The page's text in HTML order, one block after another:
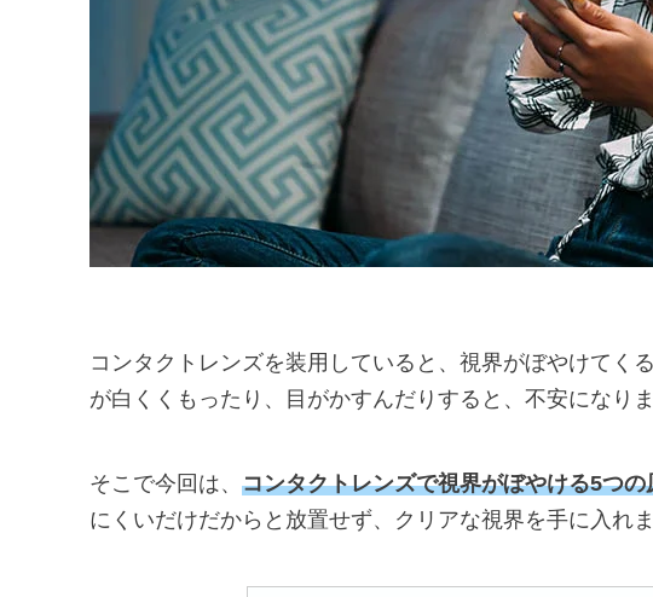
コンタクトレンズを装用していると、視界がぼやけて
が白くくもったり、目がかすんだりすると、不安になりま
そこで今回は、 コンタクトレンズで視界がぼやける5つの
にくいだけだからと放置せず、クリアな視界を手に入れま